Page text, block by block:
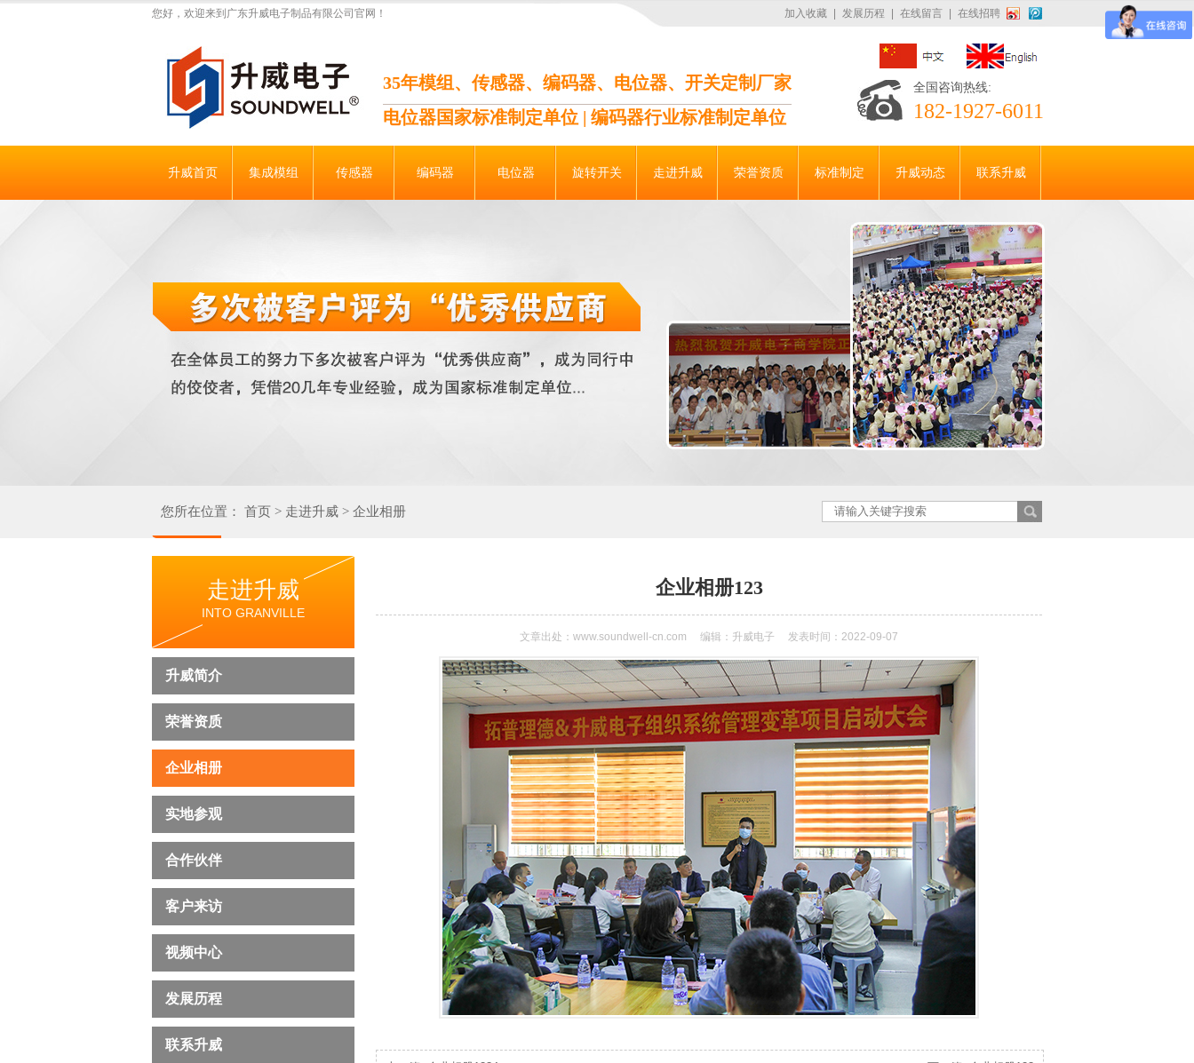
加入收藏 发展历程 在线留言 在线招聘
您好，欢迎来到广东升威电子制品有限公司官网！
全国咨询热线:
182-1927-6011
35年模组、传感器、编码器、电位器、开关定制厂家
电位器国家标准制定单位 | 编码器行业标准制定单位
升威首页 集成模组 传感器 编码器 电位器 旋转开关 走进升威 荣誉资质 标准制定 升威动态 联系升威
您所在位置： 首页 > 走进升威 > 企业相册
走进升威
INTO GRANVILLE
升威简介
荣誉资质
企业相册
实地参观
合作伙伴
客户来访
视频中心
发展历程
联系升威
企业相册123
文章出处：www.soundwell-cn.com 编辑：升威电子 发表时间：2022-09-07